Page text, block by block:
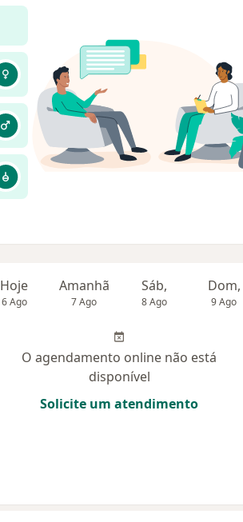
Hoje
6 Ago
Amanhã
7 Ago
Sáb,
8 Ago
Dom,
9 Ago
O agendamento online não está
disponível
Solicite um atendimento